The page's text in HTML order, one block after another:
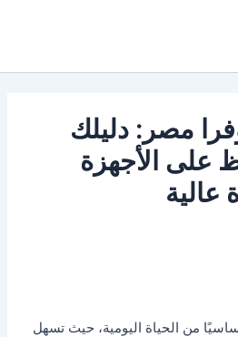
مصر: دليلك
على الأجهزة
عالية
من الحياة اليومية، حيث تسهل